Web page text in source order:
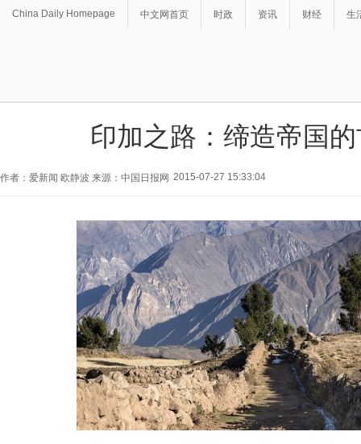
China Daily Homepage 中文网首页 时政 资讯 财经 生
印加之路：缔造帝国
作者：爱新闻 欧静波 来源：中国日报网 2015-07-27 15:33:04